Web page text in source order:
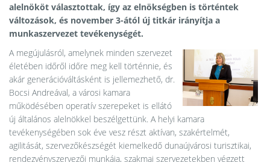
alelnököt választottak, így az elnökségben is történtek
változások, és november 3-ától új titkár irányítja a
munkaszervezet tevékenységét.
A megújulásról, amelynek minden szervezet
életében időről időre meg kell történnie, és
akár generációváltásként is jellemezhető, dr.
Bocsi Andreával, a városi kamara
működésében operatív szerepeket is ellátó
új általános alelnökkel beszélgettünk. A helyi kamara
tevékenységében sok éve vesz részt aktívan, szakértelmét,
agilitását, szervezőkészségét kiemelkedő dunaújvárosi turisztikai,
rendezvényszervezői munkája, szakmai szervezetekben végzett